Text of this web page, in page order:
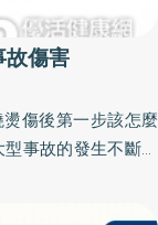
水要到有合格救生
也請家長們多多關
死亡的危險水域。
家人安全。另提醒
下午2時從事戲水活
傷害
傷後第一步該怎麼
事故的發生不斷提
，將傷害及併發症